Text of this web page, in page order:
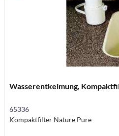
Wasserentkeimung,
65336
Kompaktfilter Nature Pure